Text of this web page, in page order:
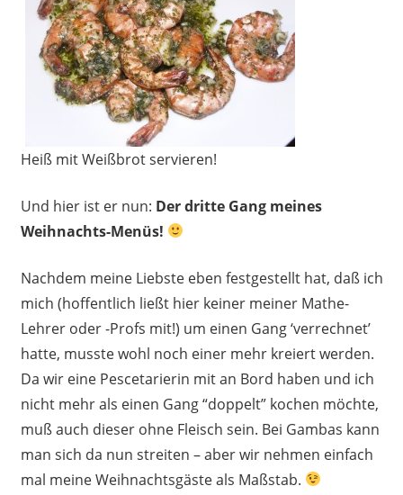
Heiß mit Weißbrot servieren!
Und hier ist er nun: Der dritte Gang meines
Weihnachts-Menüs!
Nachdem meine Liebste eben festgestellt hat, daß ich
mich (hoffentlich ließt hier keiner meiner Mathe-
Lehrer oder -Profs mit!) um einen Gang ‘verrechnet’
hatte, musste wohl noch einer mehr kreiert werden.
Da wir eine Pescetarierin mit an Bord haben und ich
nicht mehr als einen Gang “doppelt” kochen möchte,
muß auch dieser ohne Fleisch sein. Bei Gambas kann
man sich da nun streiten – aber wir nehmen einfach
mal meine Weihnachtsgäste als Maßstab.